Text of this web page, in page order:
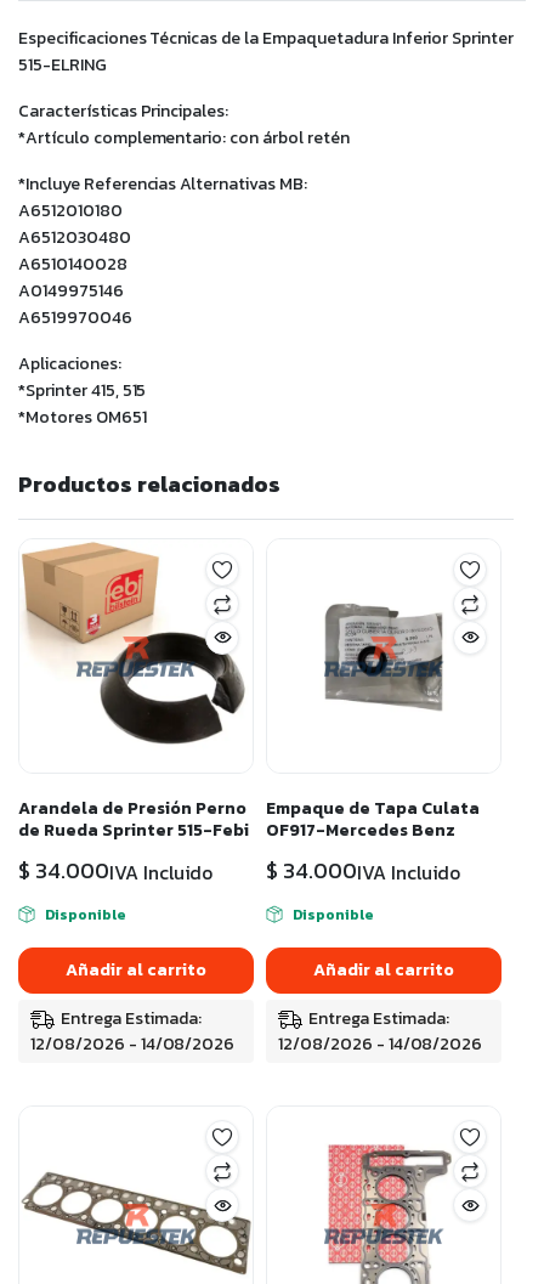
Especificaciones Técnicas de la Empaquetadura Inferior Sprinter
515-ELRING
Características Principales:
*Artículo complementario: con árbol retén
*Incluye Referencias Alternativas MB:
A6512010180
A6512030480
A6510140028
A0149975146
A6519970046
Aplicaciones:
*Sprinter 415, 515
*Motores OM651
Productos relacionados
Arandela de Presión Perno
de Rueda Sprinter 515-Febi
$ 34.000IVA Incluido
Disponible
Añadir al carrito
Entrega Estimada:
12/08/2026 - 14/08/2026
Empaque de Tapa Culata
OF917-Mercedes Benz
$ 34.000IVA Incluido
Disponible
Añadir al carrito
Entrega Estimada:
12/08/2026 - 14/08/2026